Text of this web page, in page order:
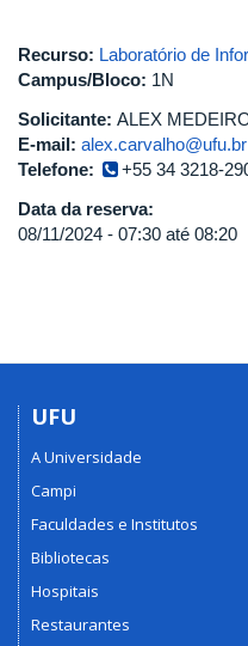
Recurso: Laboratório de
Campus/Bloco: 1N
Solicitante: ALEX
E-mail: alex.carvalho@ufu.br
Telefone:
+55 34 3218-
Data da reserva:
08/11/2024 - 07:30 até 08:20
UFU
A Universidade
Campi
Faculdades e Institutos
Bibliotecas
Hospitais
Restaurantes